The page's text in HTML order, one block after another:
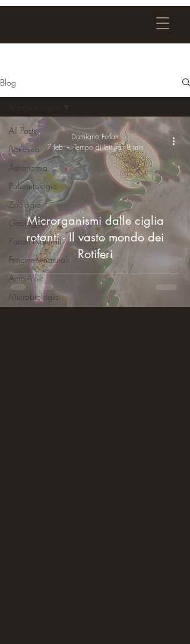
Blog
All Posts
Botanica
Astronomia
Paleontologia
Zoologia
Geologia
Parchi Naturali
Fenomeni naturali
Ambiente
Microbiologia
Microrganismi dalle ciglia
rotanti - Il vasto mondo dei
Rotiferi
Damiano Furlan
7 feb
Tempo di lettura: 8 min